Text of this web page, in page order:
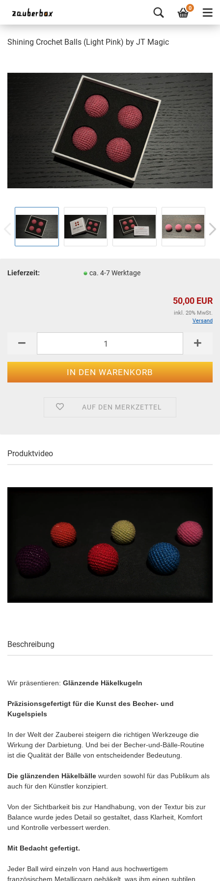
0
Shining Crochet Balls (Light Pink) by JT Magic
Lieferzeit: ca. 4-7 Werktage
50,00 EUR
inkl. 20% MwSt.
Versand
AUF DEN MERKZETTEL
Produktvideo
Beschreibung
Wir präsentieren: Glänzende Häkelkugeln
Präzisionsgefertigt für die Kunst des Becher- und
Kugelspiels
In der Welt der Zauberei steigern die richtigen Werkzeuge die
Wirkung der Darbietung. Und bei der Becher-und-Bälle-Routine
ist die Qualität der Bälle von entscheidender Bedeutung.
Die glänzenden Häkelbälle wurden sowohl für das Publikum als
auch für den Künstler konzipiert.
Von der Sichtbarkeit bis zur Handhabung, von der Textur bis zur
Balance wurde jedes Detail so gestaltet, dass Klarheit, Komfort
und Kontrolle verbessert werden.
Mit Bedacht gefertigt.
Jeder Ball wird einzeln von Hand aus hochwertigem
französischem Metallicgarn gehäkelt, was ihm einen subtilen